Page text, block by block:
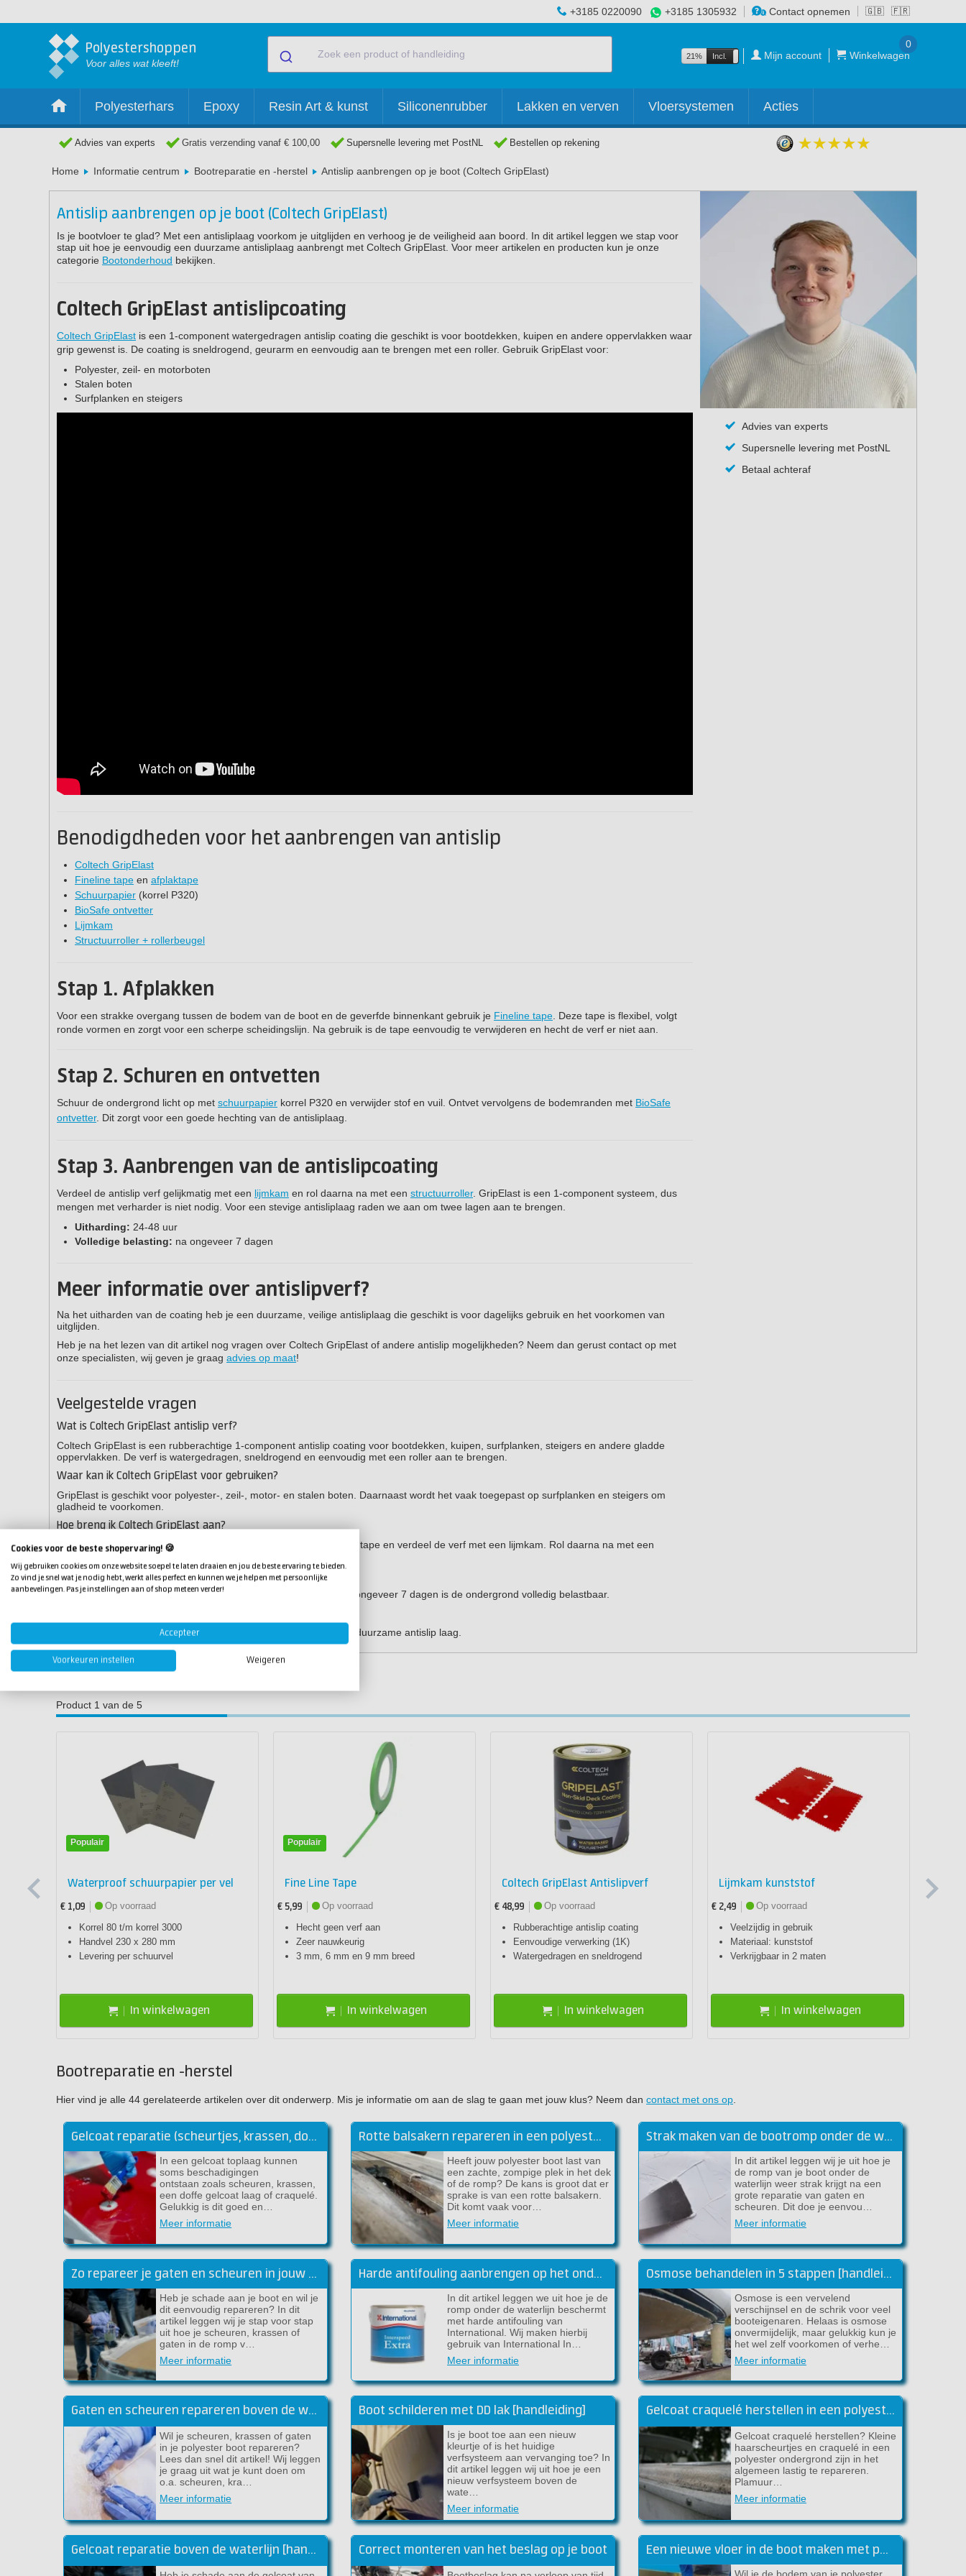
🇬🇧 🇫🇷
+3185 0220090 +3185 1305932 Contact opnemen
Polyestershoppen
Voor alles wat kleeft!
21% Incl. Excl. Mijn account Winkelwagen
0
Polyesterhars Epoxy Resin Art & kunst Siliconenrubber Lakken en verven Vloersystemen Acties
Advies van experts Gratis verzending vanaf € 100,00 Supersnelle levering met PostNL Bestellen op rekening
Home Informatie centrum Bootreparatie en -herstel Antislip aanbrengen op je boot (Coltech GripElast)
Antislip aanbrengen op je boot (Coltech GripElast)
Is je bootvloer te glad? Met een antisliplaag voorkom je uitglijden en verhoog je de veiligheid aan boord. In dit artikel leggen we stap voor
stap uit hoe je eenvoudig een duurzame antisliplaag aanbrengt met Coltech GripElast. Voor meer artikelen en producten kun je onze
categorie Bootonderhoud bekijken.
Coltech GripElast antislipcoating
Coltech GripElast is een 1-component watergedragen antislip coating die geschikt is voor bootdekken, kuipen en andere oppervlakken waar
grip gewenst is. De coating is sneldrogend, geurarm en eenvoudig aan te brengen met een roller. Gebruik GripElast voor:
Polyester, zeil- en motorboten
Stalen boten
Surfplanken en steigers
Benodigdheden voor het aanbrengen van antislip
Coltech GripElast
Fineline tape en afplaktape
Schuurpapier (korrel P320)
BioSafe ontvetter
Lijmkam
Structuurroller + rollerbeugel
Stap 1. Afplakken
Voor een strakke overgang tussen de bodem van de boot en de geverfde binnenkant gebruik je Fineline tape. Deze tape is flexibel, volgt
ronde vormen en zorgt voor een scherpe scheidingslijn. Na gebruik is de tape eenvoudig te verwijderen en hecht de verf er niet aan.
Stap 2. Schuren en ontvetten
Schuur de ondergrond licht op met schuurpapier korrel P320 en verwijder stof en vuil. Ontvet vervolgens de bodemranden met BioSafe
ontvetter. Dit zorgt voor een goede hechting van de antisliplaag.
Stap 3. Aanbrengen van de antislipcoating
Verdeel de antislip verf gelijkmatig met een lijmkam en rol daarna na met een structuurroller. GripElast is een 1-component systeem, dus
mengen met verharder is niet nodig. Voor een stevige antisliplaag raden we aan om twee lagen aan te brengen.
Uitharding: 24-48 uur
Volledige belasting: na ongeveer 7 dagen
Meer informatie over antislipverf?
Na het uitharden van de coating heb je een duurzame, veilige antisliplaag die geschikt is voor dagelijks gebruik en het voorkomen van
uitglijden.
Heb je na het lezen van dit artikel nog vragen over Coltech GripElast of andere antislip mogelijkheden? Neem dan gerust contact op met
onze specialisten, wij geven je graag advies op maat!
Veelgestelde vragen
Wat is Coltech GripElast antislip verf?
Coltech GripElast is een rubberachtige 1-component antislip coating voor bootdekken, kuipen, surfplanken, steigers en andere gladde
oppervlakken. De verf is watergedragen, sneldrogend en eenvoudig met een roller aan te brengen.
Waar kan ik Coltech GripElast voor gebruiken?
GripElast is geschikt voor polyester-, zeil-, motor- en stalen boten. Daarnaast wordt het vaak toegepast op surfplanken en steigers om
gladheid te voorkomen.
Hoe breng ik Coltech GripElast aan?
Schuur en ontvet eerst de ondergrond, plak randen af met fineline tape en verdeel de verf met een lijmkam. Rol daarna na met een
structuurroller voor het gewenste antislip effect.
Hoe lang moet Coltech GripElast uitharden?
Na het aanbrengen moet de antislip verf 24-48 uur uitharden. Na ongeveer 7 dagen is de ondergrond volledig belastbaar.
Wij adviseren om twee lagen aan te brengen voor een stevige en duurzame antislip laag.
Advies van experts
Supersnelle levering met PostNL
Betaal achteraf
Producten die gebruikt zijn in dit artikel
Product 1 van de 5
Populair
Waterproof schuurpapier per vel
€ 1,09
Op voorraad
Korrel 80 t/m korrel 3000
Handvel 230 x 280 mm
Levering per schuurvel
In winkelwagen
Populair
Fine Line Tape
€ 5,99
Op voorraad
Hecht geen verf aan
Zeer nauwkeurig
3 mm, 6 mm en 9 mm breed
In winkelwagen
Coltech GripElast Antislipverf
€ 48,99
Op voorraad
Rubberachtige antislip coating
Eenvoudige verwerking (1K)
Watergedragen en sneldrogend
In winkelwagen
Lijmkam kunststof
€ 2,49
Op voorraad
Veelzijdig in gebruik
Materiaal: kunststof
Verkrijgbaar in 2 maten
In winkelwagen
Bootreparatie en -herstel
Hier vind je alle 44 gerelateerde artikelen over dit onderwerp. Mis je informatie om aan de slag te gaan met jouw klus? Neem dan contact met ons op.
Gelcoat reparatie (scheurtjes, krassen, dofheid)
In een gelcoat toplaag kunnen
soms beschadigingen
ontstaan zoals scheuren, krassen,
een doffe gelcoat laag of craquelé.
Gelukkig is dit goed en…
Meer informatie
Rotte balsakern repareren in een polyester boot
Heeft jouw polyester boot last van
een zachte, zompige plek in het dek
of de romp? De kans is groot dat er
sprake is van een rotte balsakern.
Dit komt vaak voor…
Meer informatie
Strak maken van de bootromp onder de waterlijn met epoxy plamuur
In dit artikel leggen wij je uit hoe je
de romp van je boot onder de
waterlijn weer strak krijgt na een
grote reparatie van gaten en
scheuren. Dit doe je eenvou…
Meer informatie
Zo repareer je gaten en scheuren in jouw boot!
Heb je schade aan je boot en wil je
dit eenvoudig repareren? In dit
artikel leggen wij je stap voor stap
uit hoe je scheuren, krassen of
gaten in de romp v…
Meer informatie
Harde antifouling aanbrengen op het onderwaterschip
In dit artikel leggen we uit hoe je de
romp onder de waterlijn beschermt
met harde antifouling van
International. Wij maken hierbij
gebruik van International In…
Meer informatie
Osmose behandelen in 5 stappen [handleiding]
Osmose is een vervelend
verschijnsel en de schrik voor veel
booteigenaren. Helaas is osmose
onvermijdelijk, maar gelukkig kun je
het wel zelf voorkomen of verhe…
Meer informatie
Gaten en scheuren repareren boven de waterlijn
Wil je scheuren, krassen of gaten
in je polyester boot repareren?
Lees dan snel dit artikel! Wij leggen
je graag uit wat je kunt doen om
o.a. scheuren, kra…
Meer informatie
Boot schilderen met DD lak [handleiding]
Is je boot toe aan een nieuw
kleurtje of is het huidige
verfsysteem aan vervanging toe? In
dit artikel leggen wij uit hoe je een
nieuw verfsysteem boven de
wate…
Meer informatie
Gelcoat craquelé herstellen in een polyester boot
Gelcoat craquelé herstellen? Kleine
haarscheurtjes en craquelé in een
polyester ondergrond zijn in het
algemeen lastig te repareren.
Plamuur…
Meer informatie
Gelcoat reparatie boven de waterlijn [handleiding] Correct monteren van het beslag op je boot Een nieuwe vloer in de boot maken met polyester
Wil je de bodem van je polyester
Cookies voor de beste shopervaring! 🍪
Wij gebruiken cookies om onze website soepel te laten draaien en jou de beste ervaring te bieden.
Zo vind je snel wat je nodig hebt, werkt alles perfect en kunnen we je helpen met persoonlijke
aanbevelingen. Pas je instellingen aan of shop meteen verder!
Accepteer
Voorkeuren instellen Weigeren